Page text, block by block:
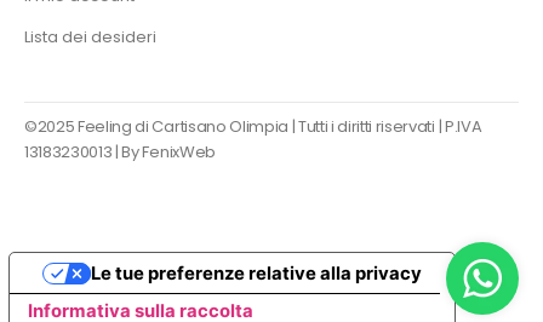
Lista dei desideri
©2025 Feeling di Cartisano Olimpia | Tutti i diritti riservati | P.IVA
13183230013 |By FenixWeb
Informativa sulla raccolta
Le tue preferenze relative alla privacy